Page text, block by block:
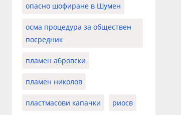
опасно шофиране в Шумен
осма процедура за обществен
посредник
пламен абровски
пламен николов
пластмасови капачки риосв